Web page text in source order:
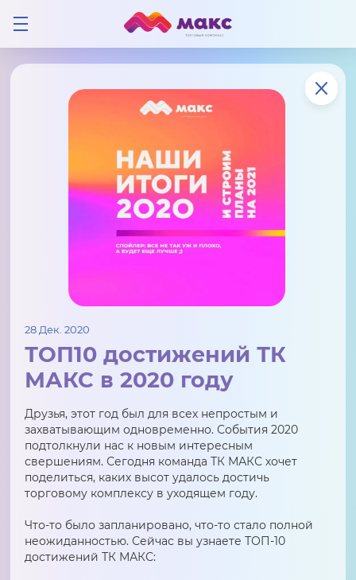
28 Дек. 2020
ТОП10 достижений ТК
МАКС в 2020 году
Друзья, этот год был для всех непростым и
захватывающим одновременно. События 2020
подтолкнули нас к новым интересным
свершениям. Сегодня команда ТК МАКС хочет
поделиться, каких высот удалось достичь
торговому комплексу в уходящем году.
Что-то было запланировано, что-то стало полной
неожиданностью. Сейчас вы узнаете ТОП-10
достижений ТК МАКС: